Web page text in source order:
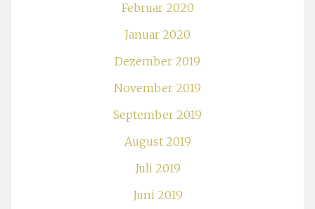
Februar 2020
Januar 2020
Dezember 2019
November 2019
September 2019
August 2019
Juli 2019
Juni 2019